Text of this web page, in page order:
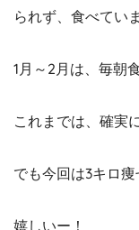
られず、食べていま
1月～2月は、毎朝
これまでは、確実
でも今回は3キロ痩
嬉しいー！